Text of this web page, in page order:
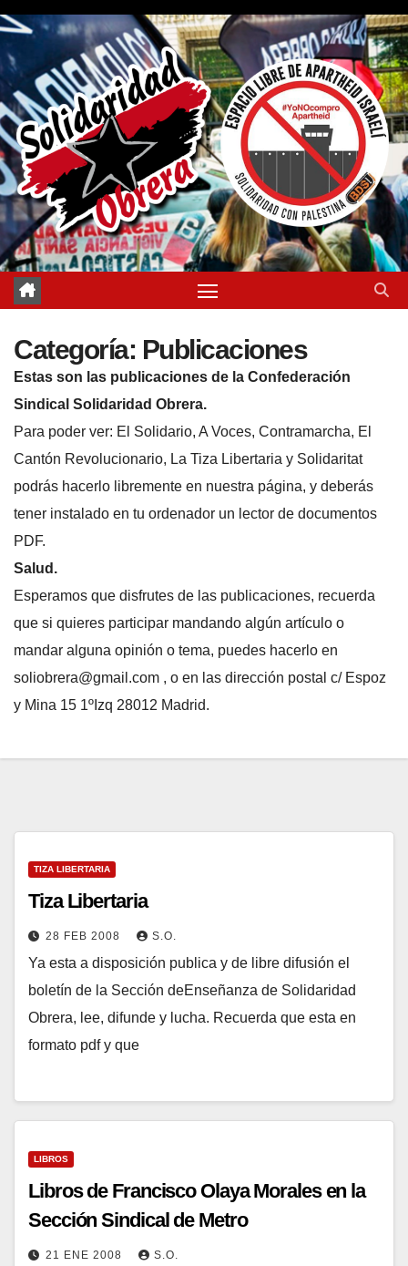
Saltar
contenido
Categoría: Publicaciones
Estas son las publicaciones de la Confederación
Sindical Solidaridad Obrera.
Para poder ver: El Solidario, A Voces, Contramarcha, El
Cantón Revolucionario, La Tiza Libertaria y Solidaritat
podrás hacerlo libremente en nuestra página, y deberás
tener instalado en tu ordenador un lector de documentos
PDF.
Salud.
Esperamos que disfrutes de las publicaciones, recuerda
que si quieres participar mandando algún artículo o
mandar alguna opinión o tema, puedes hacerlo en
soliobrera@gmail.com , o en las dirección postal c/ Espoz
y Mina 15 1ºIzq 28012 Madrid.
TIZA LIBERTARIA
Tiza Libertaria
28 FEB 2008 S.O.
Ya esta a disposición publica y de libre difusión el
boletín de la Sección deEnseñanza de Solidaridad
Obrera, lee, difunde y lucha. Recuerda que esta en
formato pdf y que
LIBROS
Libros de Francisco Olaya Morales en la
Sección Sindical de Metro
21 ENE 2008 S.O.